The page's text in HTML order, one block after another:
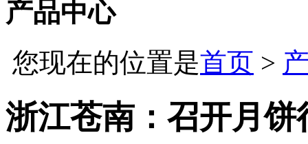
产品中心
您现在的位置是首页 >
浙江苍南：召开月